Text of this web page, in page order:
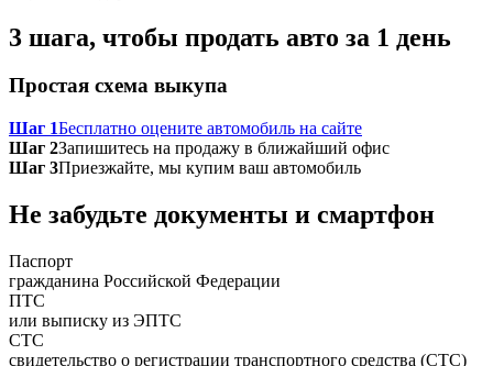
3 шага, чтобы продать авто за 1 день
Простая схема выкупа
Шаг 1Бесплатно оцените автомобиль на сайте
Шаг 2Запишитесь на продажу в ближайший офис
Шаг 3Приезжайте, мы купим ваш автомобиль
Не забудьте документы и смартфон
Паспорт
гражданина Российской Федерации
ПТС
или выписку из ЭПТС
СТС
свидетельство о регистрации транспортного средства (СТС)